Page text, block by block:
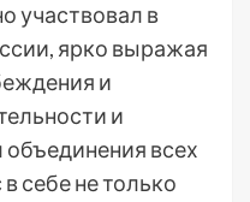
участвовал в
ярко выражая
и
и
всех
себе не только